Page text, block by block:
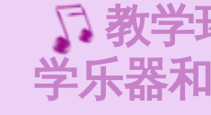
教学
学乐器